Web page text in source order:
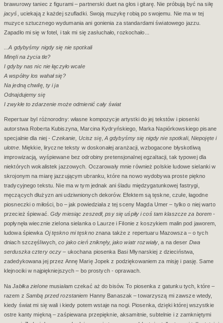
brawurowy taniec z figurami – partnerski duet na głos i gitarę. Nie próbują być na siłę
jacyś , uciekają z każdej szufladki. Swoją muzykę robią po swojemu. Nie ma w tej
muzyce sztucznego wydumania ani gonienia za standardami światowego jazzu.
Zapadło mi się w fotel, i tak mi się zasłuchało, rozkochało...
...A gdybyśmy nigdy się nie spotkali
Minęli na życia tle?
I gdyby nas nic nie łączyło wcale
A wspólny los wahał się?
Na jedną chwilę, ty i ja
Odnajdujemy się
I zwykłe to zdarzenie może odmienić cały świat
Repertuar byl różnorodny: własne kompozycje artystki do jej tekstów i piosenki
autorstwa Roberta Kubiszyna, Marcina Kydryńskiego, Marka Napiórkowskiego pisane
specjalnie dla niej -Czekanie Ucisz się, A gdybyśmy się nigdy nie spotkali, Niepojęte i
ulotne. Miękkie, liryczne teksty w doskonałej aranżacji, wzbogacone błyskotliwą
improwizacją, wyśpiewane bez odrobiny pretensjonalnej egzaltacji, tak typowej dla
niektórych wokalistek jazzowych. Oczarowały mnie również polskie ludowe sielanki w
skrojonym na miarę jazzującym ubranku, które na nowo wydobywa proste piękno
tradycyjnego tekstu. Nie ma w tym jednak ani śladu międzygatunkowej fastrygi,
męczących dłużyzn ani udziwnionych dekorów. Efektem są tęskne, czułe, łagodne
piosneczki o miłości, bo – jak powiedziała z tej sceny Magda Umer – tylko o niej warto
przecież śpiewać.Gdy miesiąc zeszedł, psy się uśpiły i coś tam klaszcze za borem-
popłynęła wiecznie zielona sielanka o Laurze i Filonie z koszykiem malin pod jaworem,
ludowa śpiewka Oj tęskno mi tęsknoznana także z repertuaru Mazowsza – o tych
dniach szczęśliwych,co jako cień zniknęły, jako wiatr rozwiały , a na deser Dwa
serduszka cztery oczy – ukochana piosenka Basi Młynarskiej z dzieciństwa,
zadedykowana jej przez Annę Marię Jopek z podziękowaniem za misję i pasję. Same
klejnociki w najpiękniejszych – bo prostych - oprawach.
NaJabłka zielonemusiałam czekać aż do bisów. To piosenka z gatunku tych, które –
razem z Sambą przed rozstaniem Hanny Banaszak – towarzyszą mi zawsze wtedy,
kiedy świat mi się wali i kiedy potem wstaje na nogi. Piosenka, dzięki której wszystkie
ostre kanty miękną – zaśpiewana przepięknie, aksamitnie, subtelnie i z zamkniętymi